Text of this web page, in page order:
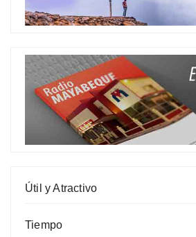
Útil y Atractivo
Tiempo